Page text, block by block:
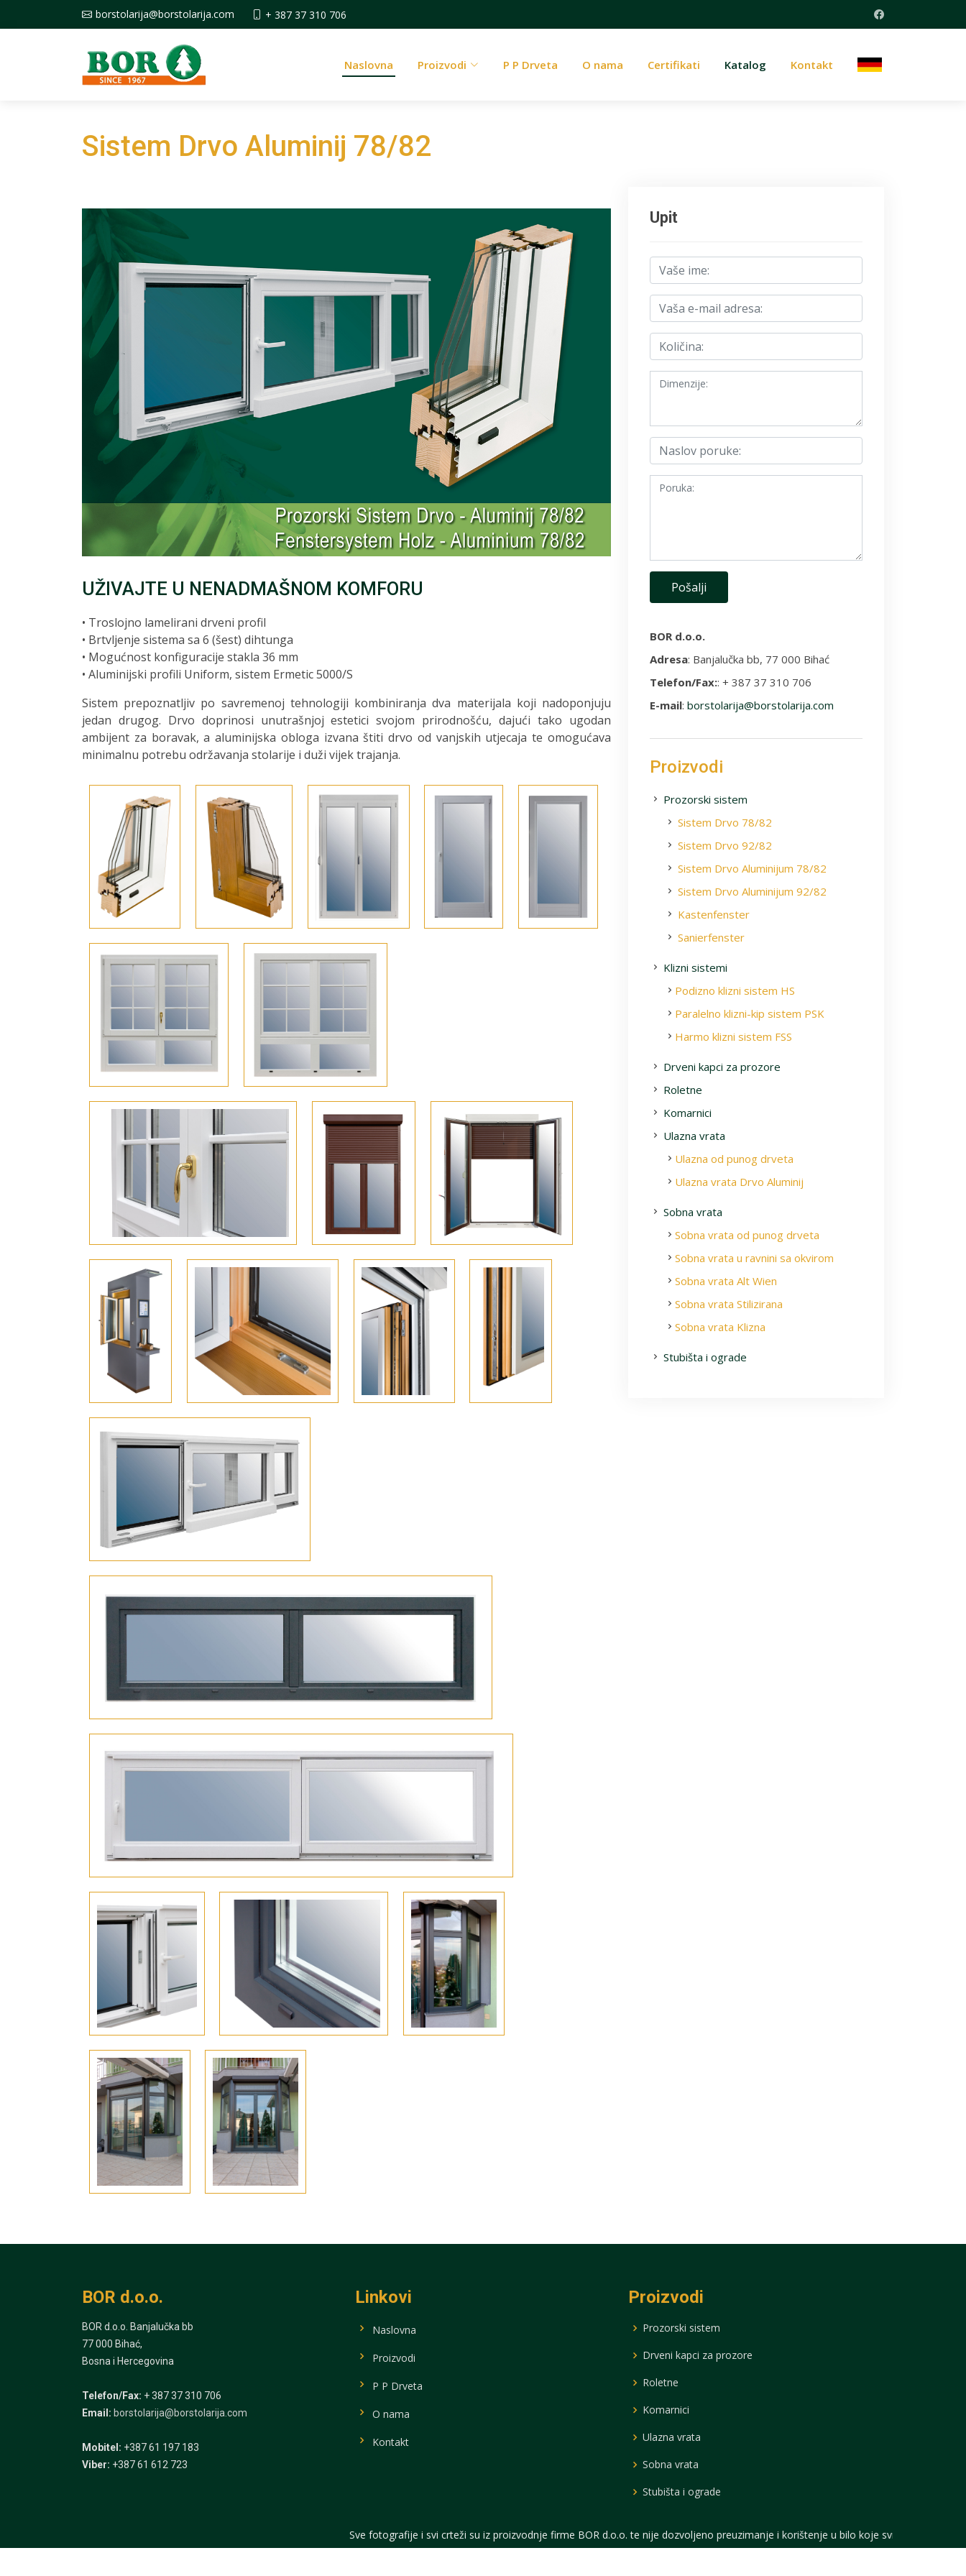
borstolarija@borstolarija.com + 387 37 310 706
Naslovna Proizvodi P P Drveta O nama Certifikati Katalog Kontakt
Sistem Drvo Aluminij 78/82
UŽIVAJTE U NENADMAŠNOM KOMFORU
• Troslojno lamelirani drveni profil
• Brtvljenje sistema sa 6 (šest) dihtunga
• Mogućnost konfiguracije stakla 36 mm
• Aluminijski profili Uniform, sistem Ermetic 5000/S
Sistem prepoznatljiv po savremenoj tehnologiji kombiniranja dva materijala koji nadoponjuju
jedan drugog. Drvo doprinosi unutrašnjoj estetici svojom prirodnošću, dajući tako ugodan
ambijent za boravak, a aluminijska obloga izvana štiti drvo od vanjskih utjecaja te omogućava
minimalnu potrebu održavanja stolarije i duži vijek trajanja.
Upit
BOR d.o.o.
Adresa: Banjalučka bb, 77 000 Bihać
Telefon/Fax:: + 387 37 310 706
E-mail: borstolarija@borstolarija.com
Proizvodi
Prozorski sistem
Sistem Drvo 78/82
Sistem Drvo 92/82
Sistem Drvo Aluminijum 78/82
Sistem Drvo Aluminijum 92/82
Kastenfenster
Sanierfenster
Klizni sistemi
Podizno klizni sistem HS
Paralelno klizni-kip sistem PSK
Harmo klizni sistem FSS
Drveni kapci za prozore
Roletne
Komarnici
Ulazna vrata
Ulazna od punog drveta
Ulazna vrata Drvo Aluminij
Sobna vrata
Sobna vrata od punog drveta
Sobna vrata u ravnini sa okvirom
Sobna vrata Alt Wien
Sobna vrata Stilizirana
Sobna vrata Klizna
Stubišta i ograde
BOR d.o.o.
BOR d.o.o. Banjalučka bb
77 000 Bihać,
Bosna i Hercegovina
Telefon/Fax: + 387 37 310 706
Email: borstolarija@borstolarija.com
Mobitel: +387 61 197 183
Viber: +387 61 612 723
Linkovi
Naslovna
Proizvodi
P P Drveta
O nama
Kontakt
Proizvodi
Prozorski sistem
Drveni kapci za prozore
Roletne
Komarnici
Ulazna vrata
Sobna vrata
Stubišta i ograde
Sve fotografije i svi crteži su iz proizvodnje firme BOR d.o.o. te nije dozvoljeno preuzimanje i korištenje u bilo koje svrhe!